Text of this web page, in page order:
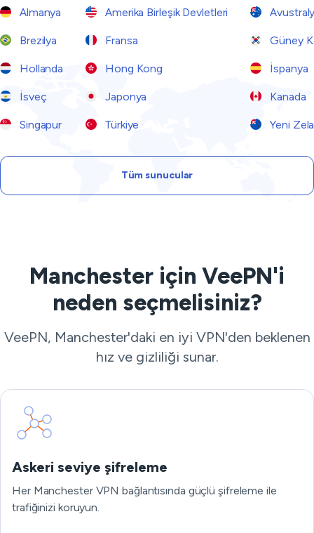
Almanya Amerika Birleşik Devletleri
Brezilya Fransa Güney
Hollanda Hong Kong İspanya
İsveç Japonya Kanada
Singapur Türkiye Yeni
Tüm sunucular
Manchester için VeePN'i
neden seçmelisiniz?
VeePN, Manchester'daki en iyi VPN'den beklenen
hız ve gizliliği sunar.
Askeri seviye şifreleme
Her Manchester VPN bağlantısında güçlü şifreleme ile
trafiğinizi koruyun.